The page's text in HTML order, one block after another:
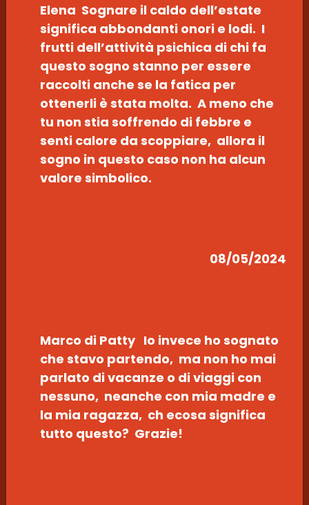
Elena Sognare il caldo dell’estate
significa abbondanti onori e lodi. I
frutti dell’attività psichica di chi fa
questo sogno stanno per essere
raccolti anche se la fatica per
ottenerli è stata molta. A meno che
tu non stia soffrendo di febbre e
senti calore da scoppiare, allora il
sogno in questo caso non ha alcun
valore simbolico.
08/05/2024
Marco di Patty Io invece ho sognato
che stavo partendo, ma non ho mai
parlato di vacanze o di viaggi con
nessuno, neanche con mia madre e
la mia ragazza, ch ecosa significa
tutto questo? Grazie!